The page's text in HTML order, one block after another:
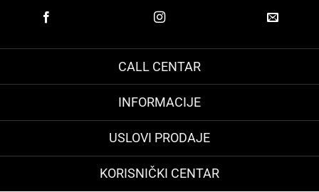
CALL CENTAR
INFORMACIJE
USLOVI PRODAJE
KORISNIČKI CENTAR